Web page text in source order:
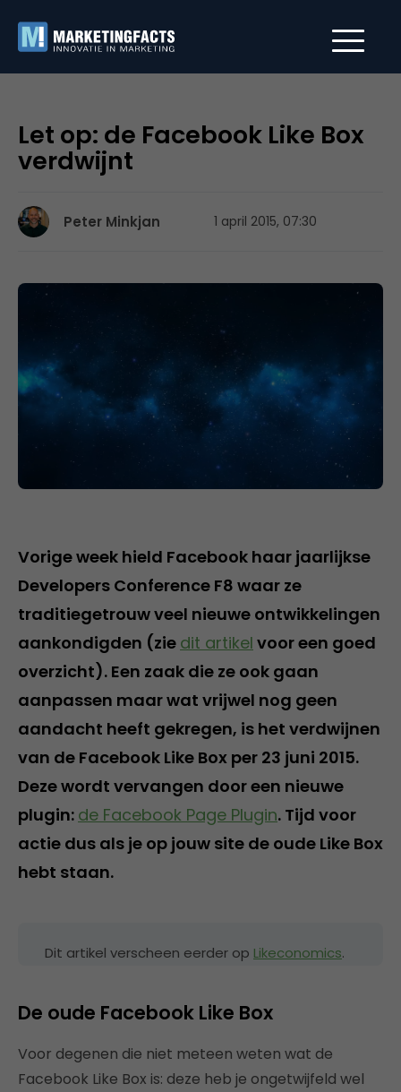
Let op: de Facebook Like Box
verdwijnt
Peter Minkjan 1 april 2015, 07:30
Vorige week hield Facebook haar jaarlijkse
Developers Conference F8 waar ze
traditiegetrouw veel nieuwe ontwikkelingen
aankondigden (zie dit artikel voor een goed
overzicht). Een zaak die ze ook gaan
aanpassen maar wat vrijwel nog geen
aandacht heeft gekregen, is het verdwijnen
van de Facebook Like Box per 23 juni 2015.
Deze wordt vervangen door een nieuwe
plugin: de Facebook Page Plugin. Tijd voor
actie dus als je op jouw site de oude Like Box
hebt staan.
Dit artikel verscheen eerder op Likeconomics.
De oude Facebook Like Box
Voor degenen die niet meteen weten wat de
Facebook Like Box is: deze heb je ongetwijfeld wel